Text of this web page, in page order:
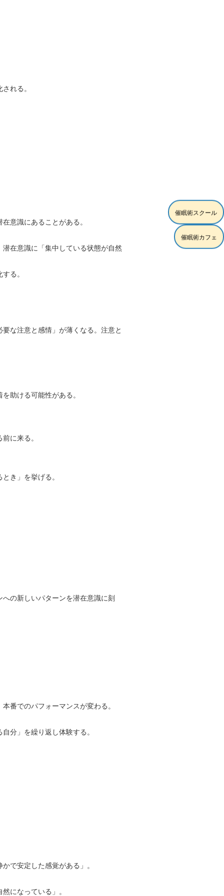
れる。
意識にあることがある。
在意識に「集中している状態が自然
る。
な注意と感情」が薄くなる。注意と
助ける可能性がある。
に来る。
き」を挙げる。
の新しいパターンを潜在意識に刻
番でのパフォーマンスが変わる。
分」を繰り返し体験する。
で安定した感覚がある」。
になっている」。
催眠術スクール
催眠術カフェ